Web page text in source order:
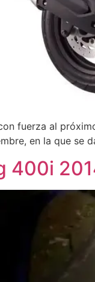
fuerza al
en la que se
400i